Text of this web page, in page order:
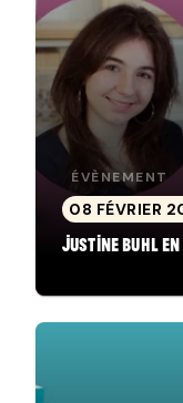
ÉVÈNEMENT
08 FÉVRIER
Justine Buhl